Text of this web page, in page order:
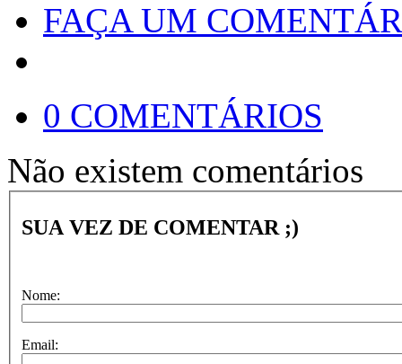
FAÇA UM
0 COMENTÁRIOS
Não existem comentários
SUA VEZ DE COMENTAR ;)
Nome:
Email: